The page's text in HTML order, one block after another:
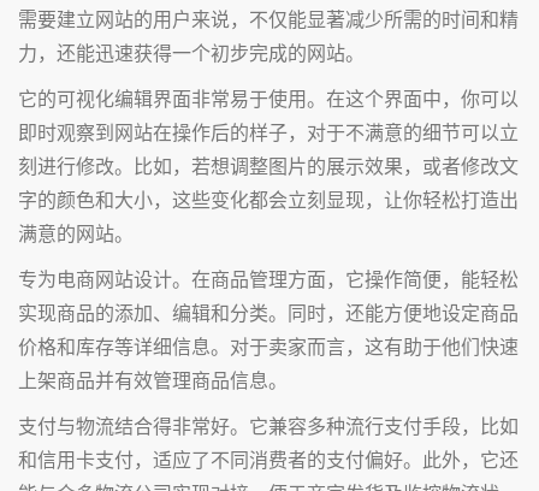
需要建立网站的用户来说，不仅能显著减少所需的时间和精
力，还能迅速获得一个初步完成的网站。
它的可视化编辑界面非常易于使用。在这个界面中，你可以
即时观察到网站在操作后的样子，对于不满意的细节可以立
刻进行修改。比如，若想调整图片的展示效果，或者修改文
字的颜色和大小，这些变化都会立刻显现，让你轻松打造出
满意的网站。
专为电商网站设计。在商品管理方面，它操作简便，能轻松
实现商品的添加、编辑和分类。同时，还能方便地设定商品
价格和库存等详细信息。对于卖家而言，这有助于他们快速
上架商品并有效管理商品信息。
支付与物流结合得非常好。它兼容多种流行支付手段，比如
和信用卡支付，适应了不同消费者的支付偏好。此外，它还